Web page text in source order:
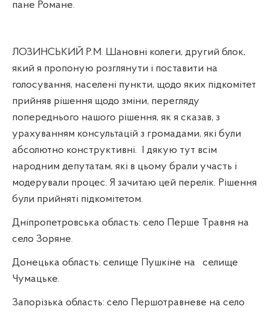
пане Романе.
ЛОЗИНСЬКИЙ Р.М. Шановні колеги, другий блок,
який я пропоную розглянути і поставити на
голосування, населені пункти, щодо яких підкомітет
прийняв рішення щодо зміни, перегляду
попереднього нашого рішення, як я сказав, з
урахуванням консультацій з громадами, які були
абсолютно конструктивні.
І дякую тут всім
народним депутатам, які в цьому брали участь і
модерували процес. Я зачитаю цей перелік. Рішення
були прийняті підкомітетом.
Дніпропетровська область: село Перше Травня на
село Зоряне.
Донецька область: селище Пушкіне на
селище
Чумацьке.
Запорізька область: село Першотравневе на село